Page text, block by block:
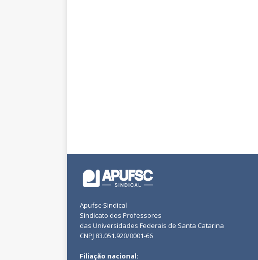
Apufsc-Sindical
Sindicato dos Professores
das Universidades Federais de Santa Catarina
CNPJ 83.051.920/0001-66
Filiação nacional: